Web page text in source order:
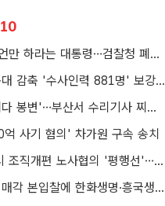
검사는 조언만 하라는 대통령…검찰청 폐지 앞둔 합수본 '딜레마'
경찰, 기동대 감축 '수사인력 881명' 보강…9월 초까지 상피제 시행
'변기 고치다 봉변'…부산서 수리기사 찌른 30대 여성 체포
사기 혐의' 차가원 구속 송치
전남광주시 조직개편 노사협의 '평행선'…핵심부서 배치 결론 못 내
KDB생명 매각 본입찰에 한화생명·흥국생명·한투금융 등 3개사 참여